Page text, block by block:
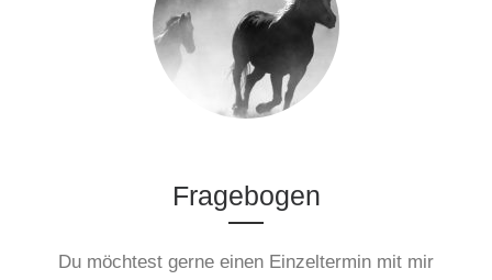
Fragebogen
Du möchtest gerne einen Einzeltermin mit mir